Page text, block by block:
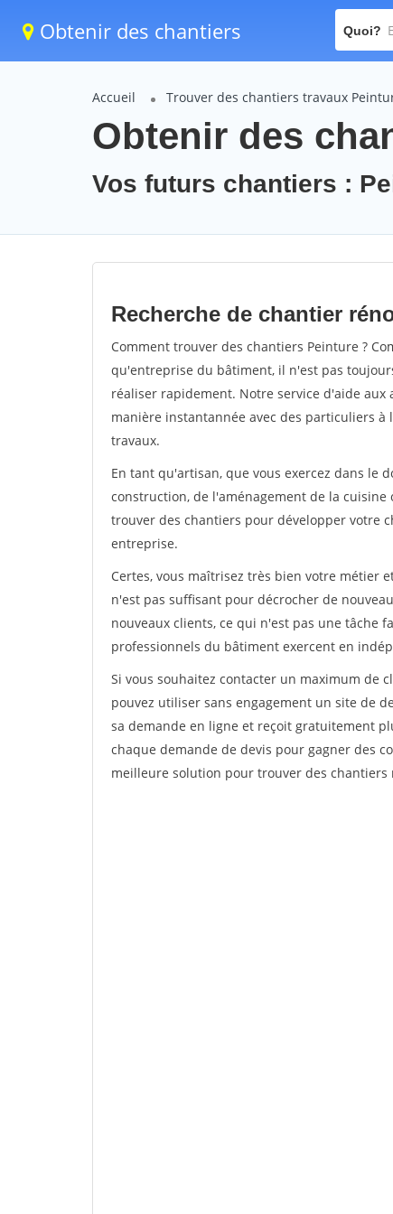
Obtenir des chantiers Quoi?
Accueil Trouver des chantiers travaux
Obtenir des
Vos futurs chantiers :
Recherche de chantier
Comment trouver des chantiers Peinture ?
qu'entreprise du bâtiment, il n'est pas
réaliser rapidement. Notre service d'aide
manière instantannée avec des particuliers
travaux.
En tant qu'artisan, que vous exercez dans le
construction, de l'aménagement de la
trouver des chantiers pour développer votre
entreprise.
Certes, vous maîtrisez très bien votre métier
n'est pas suffisant pour décrocher de
nouveaux clients, ce qui n'est pas une tâche
professionnels du bâtiment exercent en
Si vous souhaitez contacter un maximum de
pouvez utiliser sans engagement un site de
sa demande en ligne et reçoit gratuitement
chaque demande de devis pour gagner des
meilleure solution pour trouver des chantiers